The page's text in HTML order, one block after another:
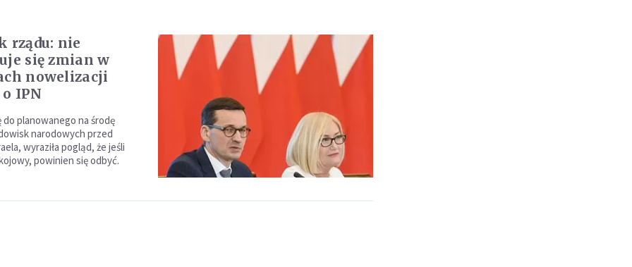
rządu: nie
się zmian w
nowelizacji
IPN
do planowanego na środę
narodowych przed
wyraziła pogląd, że jeśli
powinien się odbyć.